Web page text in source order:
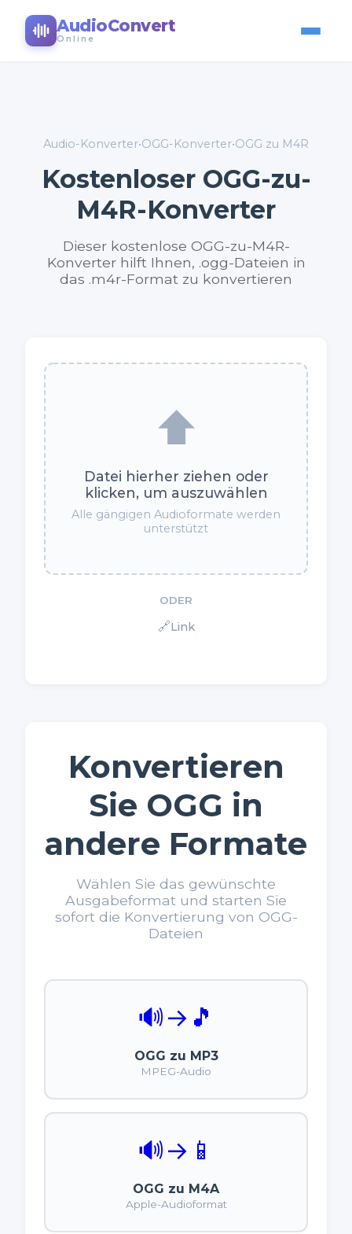
AudioConvert
Online
Audio-Konverter•OGG-Konverter•OGG zu M4R
Kostenloser OGG-zu-
M4R-Konverter
Dieser kostenlose OGG-zu-M4R-
Konverter hilft Ihnen, .ogg-Dateien in
das .m4r-Format zu konvertieren
⬆️
Datei hierher ziehen oder
klicken, um auszuwählen
Alle gängigen Audioformate werden
unterstützt
ODER
🔗Link
Konvertieren
Sie OGG in
andere Formate
Wählen Sie das gewünschte
Ausgabeformat und starten Sie
sofort die Konvertierung von OGG-
Dateien
🔊→ 🎵
OGG zu MP3
MPEG-Audio
🔊→ 📱
OGG zu M4A
Apple-Audioformat